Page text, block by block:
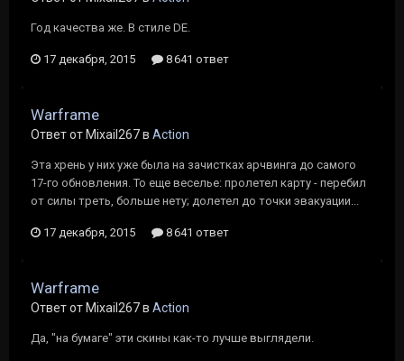
Год качества же. В стиле DE.
17 декабря, 2015 8 641 ответ
Warframe
Ответ от Mixail267 в Action
Эта хрень у них уже была на зачистках арчвинга до самого
17-го обновления. То еще веселье: пролетел карту - перебил
от силы треть, больше нету; долетел до точки эвакуации...
17 декабря, 2015 8 641 ответ
Warframe
Ответ от Mixail267 в Action
Да, "на бумаге" эти скины как-то лучше выглядели.